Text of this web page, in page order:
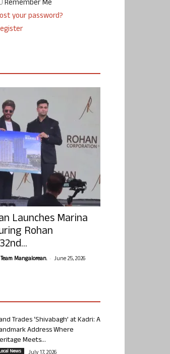
Remember Me
your password?
Launches Marina
Rohan
Mangalorean. - June 25, 2026
Trades ‘Shivabagh’ at Kadri: A
Address Where
Meets...
News